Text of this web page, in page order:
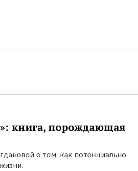
книга, порождающая
о том, как потенциально